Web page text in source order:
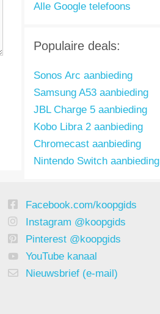
Alle Google telefoons
Populaire deals:
Sonos Arc aanbieding
Samsung A53 aanbieding
JBL Charge 5 aanbieding
Kobo Libra 2 aanbieding
Chromecast aanbieding
Nintendo Switch aanbieding
Facebook.com/koopgids
Instagram @koopgids
Pinterest @koopgids
YouTube kanaal
Nieuwsbrief (e-mail)